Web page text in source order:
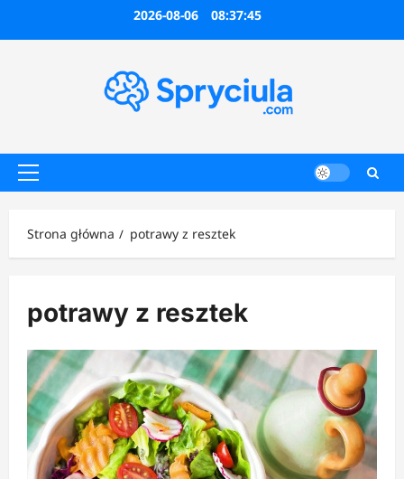
2026-08-06 08:37:45
Menu
Strona główna
potrawy z resztek
potrawy z resztek